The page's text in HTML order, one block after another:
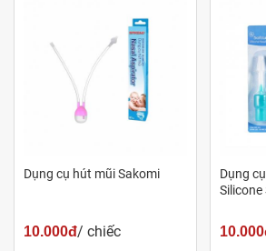
Hút dịch nhầy, giúp giảm tình trạng
nhanh chóng ở trẻ.
Đối tượng sử dụng
Để xa tầm tay trẻ em.
Dụng cụ hút mũi Sakomi
10.000đ/ chiếc
Dụng